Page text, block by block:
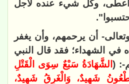
أعطى، وكل شيء عنده لأجل
أن يرحمهم، وأن يغفر
في الشهداء؛ فقد قال النبي
: ( الشَّهَادَةُ سَبْعٌ سِوَى الْقَتْلِ
شَهِيدٌ، وَالْغَرِقُ شَهِيدٌ،